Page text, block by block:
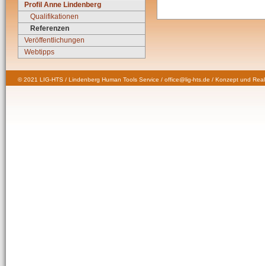
Profil Anne Lindenberg
Qualifikationen
Referenzen
Veröffentlichungen
Webtipps
© 2021 LIG-HTS / Lindenberg Human Tools Service / office@lig-hts.de / Konzept und